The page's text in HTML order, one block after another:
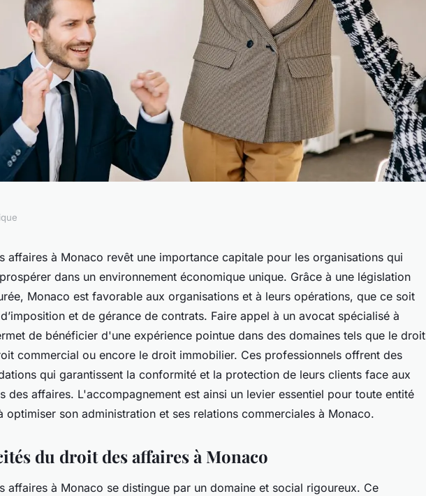
affaires à Monaco :
pour
affaires à Monaco revêt une importance capitale pour les organisations qui
dans un environnement économique unique. Grâce à une législation
Monaco est favorable aux organisations et à leurs opérations, que ce soit
et de gérance de contrats. Faire appel à un avocat spécialisé à
de bénéficier d'une expérience pointue dans des domaines tels que le droit
commercial ou encore le droit immobilier. Ces professionnels offrent des
qui garantissent la conformité et la protection de leurs clients face aux
des affaires. L'accompagnement est ainsi un levier essentiel pour toute entité
optimiser son administration et ses relations commerciales à Monaco.
du droit des affaires à Monaco
affaires à Monaco se distingue par un domaine et social rigoureux. Ce